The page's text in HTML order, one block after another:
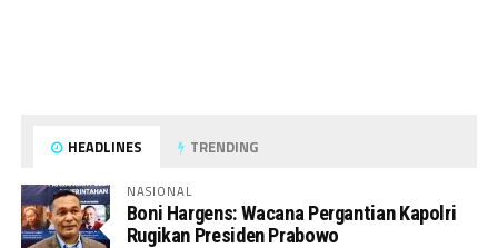
HEADLINES TRENDING
NASIONAL
Boni Hargens: Wacana Pergantian Kapolri
Rugikan Presiden Prabowo